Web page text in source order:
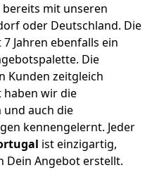
mit unseren
oder Deutschland. Die
7 Jahren ebenfalls ein
Die
Kunden zeitgleich
haben wir die
und auch die
kennengelernt. Jeder
ist einzigartig,
Dein Angebot erstellt.